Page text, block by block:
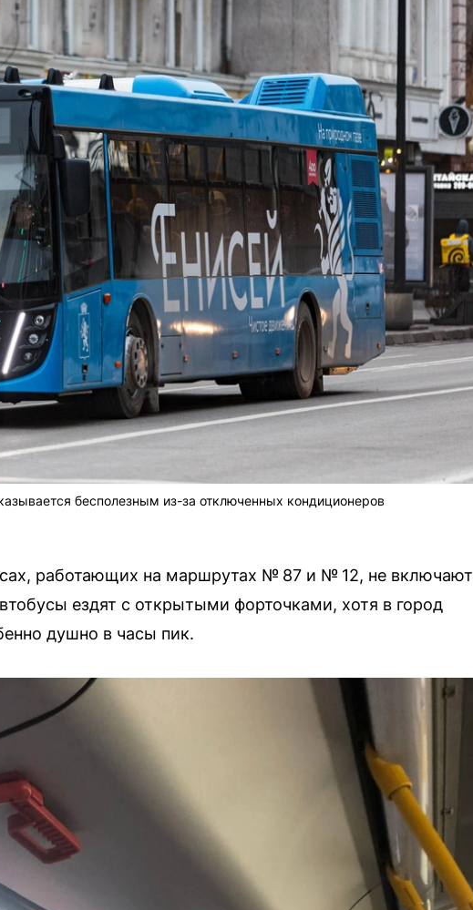
бесполезным из-за отключенных кондиционеров
работающих на маршрутах № 87 и № 12, не включают
ездят с открытыми форточками, хотя в город
душно в часы пик.